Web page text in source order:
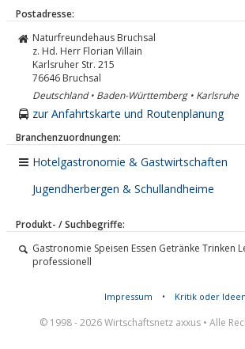
Postadresse:
Naturfreundehaus Bruchsal
z. Hd. Herr Florian Villain
Karlsruher Str. 215
76646 Bruchsal
Deutschland • Baden-Württemberg • Karlsruhe
zur Anfahrtskarte und Routenplanung
Branchenzuordnungen:
Hotelgastronomie & Gastwirtschaften
Jugendherbergen & Schullandheime
Produkt- / Suchbegriffe:
Gastronomie Speisen Essen Getränke Trinken
professionell
Impressum • Kritik oder
© 1998 - 2026 Wirtschaftsnetz axxus • Alle